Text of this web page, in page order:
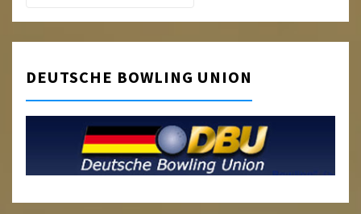
DEUTSCHE BOWLING UNION